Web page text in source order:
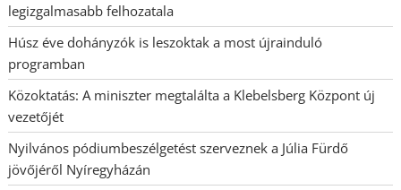
legizgalmasabb felhozatala
Húsz éve dohányzók is leszoktak a most újrainduló
programban
Közoktatás: A miniszter megtalálta a Klebelsberg Központ új
vezetőjét
Nyilvános pódiumbeszélgetést szerveznek a Júlia Fürdő
jövőjéről Nyíregyházán